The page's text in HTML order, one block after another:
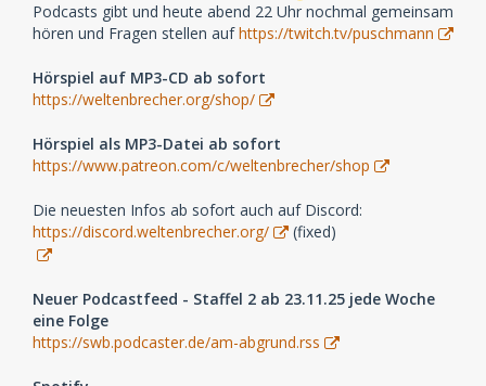
Podcasts gibt und heute abend 22 Uhr nochmal gemeinsam
hören und Fragen stellen aufhttps://twitch.tv/puschmann
Hörspiel auf MP3-CD ab sofort
https://weltenbrecher.org/shop/
Hörspiel als MP3-Datei ab sofort
https://www.patreon.com/c/weltenbrecher/shop
Die neuesten Infos ab sofort auch auf Discord:
https://discord.weltenbrecher.org/
(fixed)
Neuer Podcastfeed - Staffel 2 ab 23.11.25 jede Woche
eine Folge
https://swb.podcaster.de/am-abgrund.rss